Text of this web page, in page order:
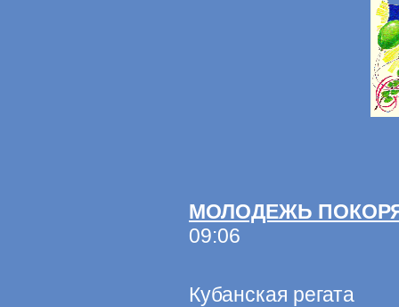
МОЛОДЕЖЬ
09:06
Кубанская регата